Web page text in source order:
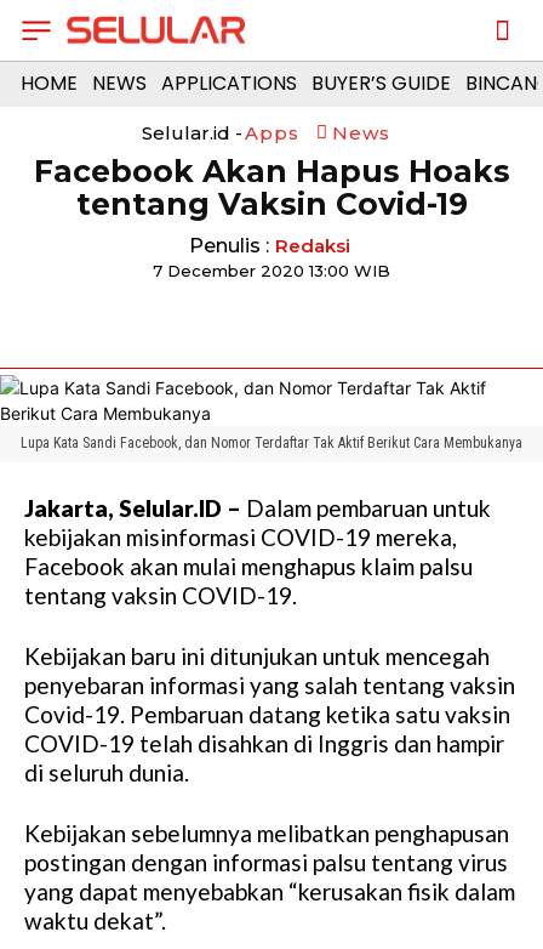
HOME NEWS APPLICATIONS BUYER’S GUIDE
Selular.id -Apps News
Facebook Akan Hapus Hoaks
tentang Vaksin Covid-19
Penulis : Redaksi
7 December 2020 13:00 WIB
Lupa Kata Sandi Facebook, dan Nomor Terdaftar Tak Aktif Berikut Cara Membukanya
Jakarta, Selular.ID – Dalam pembaruan untuk
kebijakan misinformasi COVID-19 mereka,
Facebook akan mulai menghapus klaim palsu
tentang vaksin COVID-19.
Kebijakan baru ini ditunjukan untuk mencegah
penyebaran informasi yang salah tentang vaksin
Covid-19. Pembaruan datang ketika satu vaksin
COVID-19 telah disahkan di Inggris dan hampir
di seluruh dunia.
Kebijakan sebelumnya melibatkan penghapusan
postingan dengan informasi palsu tentang virus
yang dapat menyebabkan “kerusakan fisik dalam
waktu dekat”.